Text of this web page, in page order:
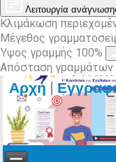
Λειτουργία
Κλιμάκωση
Μέγεθος
Ύψος γραμμής 100%
Απόσταση γραμμάτων
Αρχή |